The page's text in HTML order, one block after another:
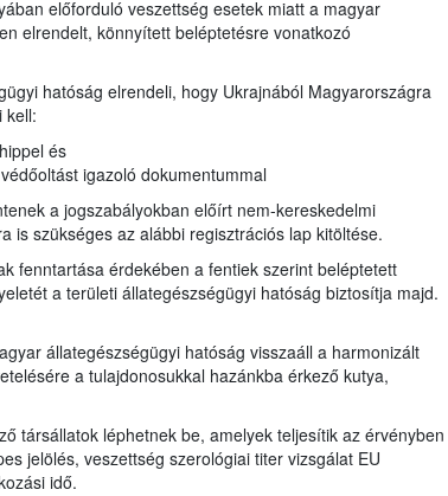
előforduló veszettség esetek miatt a magyar
elrendelt, könnyített beléptetésre vonatkozó
hatóság elrendeli, hogy Ukrajnából Magyarországra
kell:
és
igazoló dokumentummal
a jogszabályokban előírt nem-kereskedelmi
is szükséges az alábbi regisztrációs lap kitöltése.
fenntartása érdekében a fentiek szerint beléptetett
a területi állategészségügyi hatóság biztosítja majd.
állategészségügyi hatóság visszaáll a harmonizált
a tulajdonosukkal hazánkba érkező kutya,
társállatok léphetnek be, amelyek teljesítik az érvényben
jelölés, veszettség szerológiai titer vizsgálat EU
idő.